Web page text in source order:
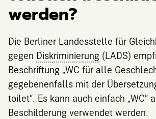
werden?
Die Berliner Landesstelle für
gegen Diskriminierung (LADS)
Beschriftung „WC für alle
gegebenenfalls mit der
toilet“. Es kann auch einfach „WC“
Beschilderung verwendet werden.